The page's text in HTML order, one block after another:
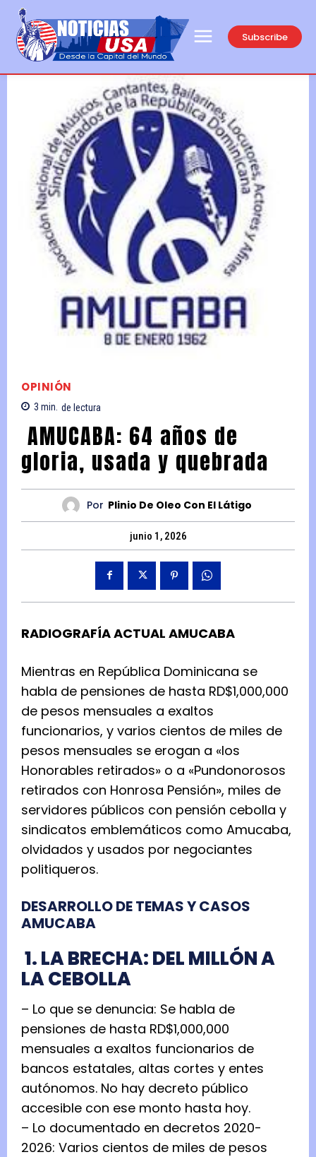
Subscribe
OPINIÓN
3 min. de lectura
AMUCABA: 64 años de
gloria, usada y quebrada
Por Plinio De Oleo Con El Látigo
junio 1, 2026
RADIOGRAFÍA ACTUAL AMUCABA
Mientras en República Dominicana se
habla de pensiones de hasta RD$1,000,000
de pesos mensuales a exaltos
funcionarios, y varios cientos de miles de
pesos mensuales se erogan a «los
Honorables retirados» o a «Pundonorosos
retirados con Honrosa Pensión», miles de
servidores públicos con pensión cebolla y
sindicatos emblemáticos como Amucaba,
olvidados y usados por negociantes
politiqueros.
DESARROLLO DE TEMAS Y CASOS
AMUCABA
1. LA BRECHA: DEL MILLÓN A
LA CEBOLLA
– Lo que se denuncia: Se habla de
pensiones de hasta RD$1,000,000
mensuales a exaltos funcionarios de
bancos estatales, altas cortes y entes
autónomos. No hay decreto público
accesible con ese monto hasta hoy.
– Lo documentado en decretos 2020-
2026: Varios cientos de miles de pesos